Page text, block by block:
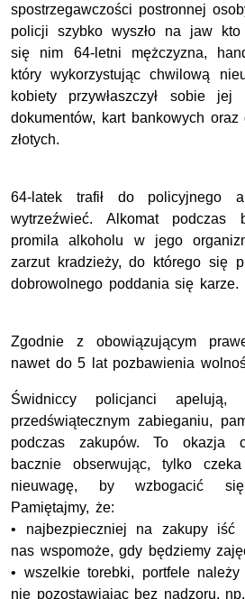
spostrzegawczości postronnej
policji szybko wyszło na jaw kto
się nim 64-letni mężczyzna,
który wykorzystując chwilową
kobiety przywłaszczył sobie
dokumentów, kart bankowych
złotych.
64-latek trafił do policyjnego
wytrzeźwieć. Alkomat podczas
promila alkoholu w jego
zarzut kradzieży, do którego się
dobrowolnego poddania się karze.
Zgodnie z obowiązującym
nawet do 5 lat pozbawienia
Świdniccy policjanci
przedświątecznym zabieganiu,
podczas zakupów. To okazja
bacznie obserwując, tylko
nieuwagę, by wzbogacić
Pamiętajmy, że:
• najbezpieczniej na zakupy iść
nas wspomoże, gdy będziemy
• wszelkie torebki, portfele
nie pozostawiając bez nadzoru,